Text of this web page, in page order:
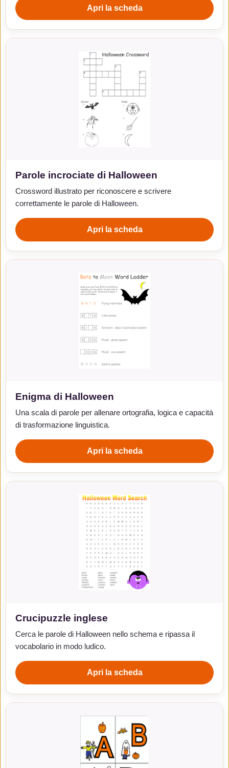
Apri la scheda
Parole incrociate di Halloween
Crossword illustrato per riconoscere e scrivere
correttamente le parole di Halloween.
Apri la scheda
Enigma di Halloween
Una scala di parole per allenare ortografia, logica e capacità
di trasformazione linguistica.
Apri la scheda
Crucipuzzle inglese
Cerca le parole di Halloween nello schema e ripassa il
vocabolario in modo ludico.
Apri la scheda